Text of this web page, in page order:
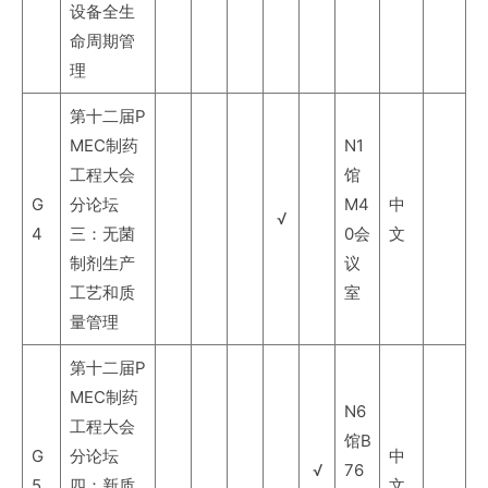
设备全生
命周期管
理
G
4
第十二届P
MEC制药
工程大会
分论坛
三：无菌
制剂生产
工艺和质
量管理
√
N1
馆
M4
0会
议
室
中
文
G
第十二届P
MEC制药
工程大会
分论坛
√
N6
馆B
76
中